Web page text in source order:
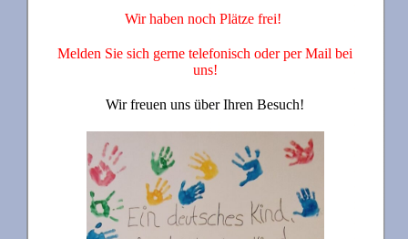
Wir haben noch Plätze frei!
Melden Sie sich gerne telefonisch oder per Mail bei
uns!
Wir freuen uns über Ihren Besuch!